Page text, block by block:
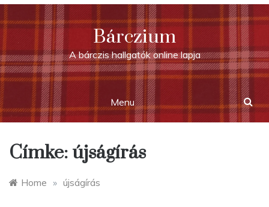
Skip
to
content
Bárczium
A bárczis hallgatók online lapja
Menu
Címke: újságírás
Home » újságírás